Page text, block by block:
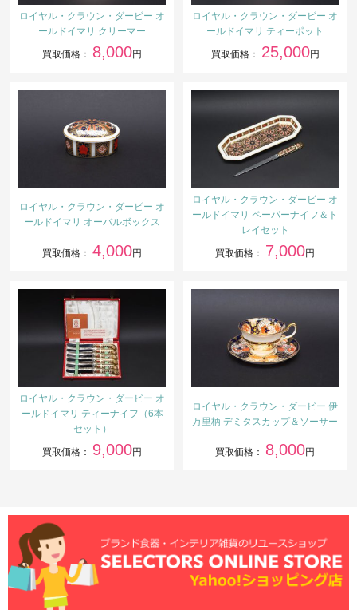
ロイヤル・クラウン・ダービー オ
ールドイマリ クリーマー
買取価格： 8,000円
ロイヤル・クラウン・ダービー オ
ールドイマリ ティーポット
買取価格： 25,000円
ロイヤル・クラウン・ダービー オ
ールドイマリ オーバルボックス
買取価格： 4,000円
ロイヤル・クラウン・ダービー オ
ールドイマリ ペーパーナイフ＆ト
レイセット
買取価格： 7,000円
ロイヤル・クラウン・ダービー オ
ールドイマリ ティーナイフ（6本
セット）
買取価格： 9,000円
ロイヤル・クラウン・ダービー 伊
万里柄 デミタスカップ＆ソーサー
買取価格： 8,000円